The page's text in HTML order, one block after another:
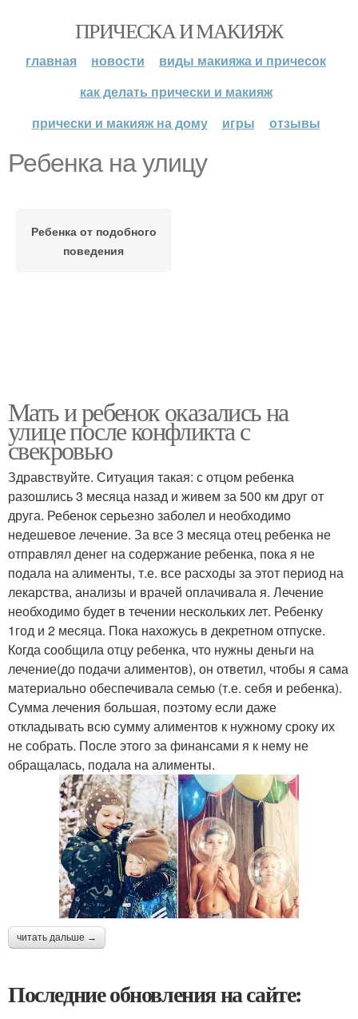
ПРИЧЕСКА И МАКИЯЖ
главная новости
виды макияжа и причесок
как делать прически и макияж
прически и макияж на дому
игры отзывы
Ребенка на улицу
Ребенка от подобного
поведения
Мать и ребенок оказались на
улице после конфликта с
свекровью
Здравствуйте. Ситуация такая: с отцом ребенка
разошлись 3 месяца назад и живем за 500 км друг от
друга. Ребенок серьезно заболел и необходимо
недешевое лечение. За все 3 месяца отец ребенка не
отправлял денег на содержание ребенка, пока я не
подала на алименты, т.е. все расходы за этот период на
лекарства, анализы и врачей оплачивала я. Лечение
необходимо будет в течении нескольких лет. Ребенку
1год и 2 месяца. Пока нахожусь в декретном отпуске.
Когда сообщила отцу ребенка, что нужны деньги на
лечение(до подачи алиментов), он ответил, чтобы я сама
материально обеспечивала семью (т.е. себя и ребенка).
Сумма лечения большая, поэтому если даже
откладывать всю сумму алиментов к нужному сроку их
не собрать. После этого за финансами я к нему не
обращалась, подала на алименты.
читать дальше →
Последние обновления на сайте: